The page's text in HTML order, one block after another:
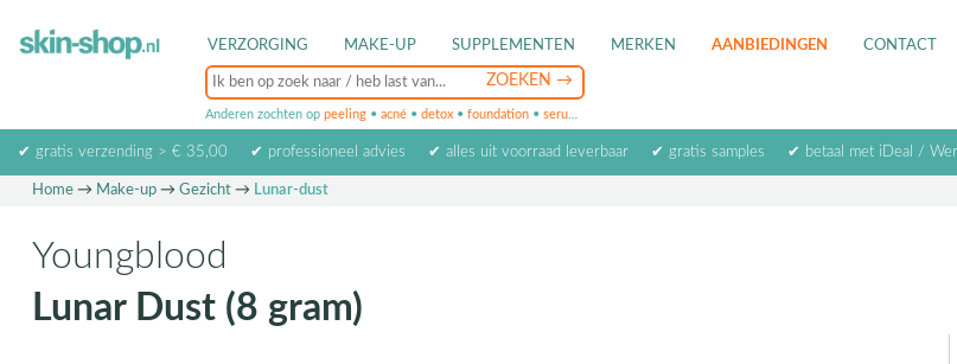
VERZORGING MAKE-UP SUPPLEMENTEN MERKEN AANBIEDINGEN CONTACT
Anderen zochten op peeling • acné • detox • foundation • serum
✔ gratis verzending > € 35,00 ✔ professioneel advies ✔ alles uit voorraad leverbaar ✔ gratis samples ✔ betaal met iDeal /
Home→ Make-up→ Gezicht→ Lunar-dust
Youngblood
Lunar Dust (8 gram)